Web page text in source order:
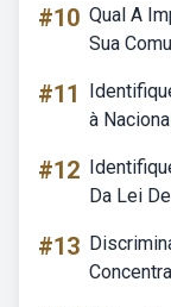
#10 Qual A
Sua
#11
à
#12
Da Lei
#13